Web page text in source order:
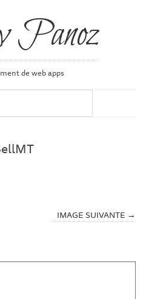
Panoz
de web apps
IMAGE SUIVANTE →